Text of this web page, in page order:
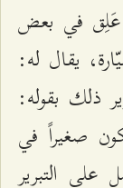
عَلِق في بعض
يقال له:
ذلك بقوله:
صغيراً في
على التبرير